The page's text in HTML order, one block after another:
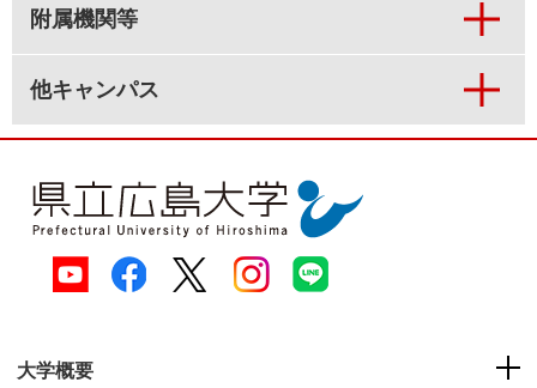
附属機関等
他キャンパス
大学概要